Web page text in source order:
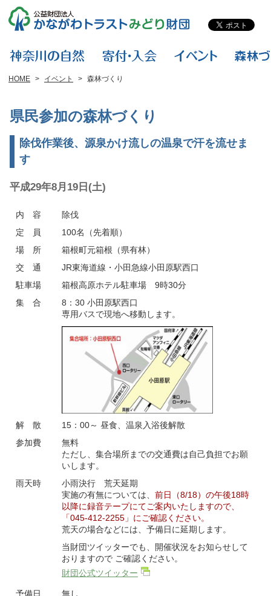
HOME > イベント > 森林づくり
県民参加の森林づくり
除伐作業後、源泉かけ流しの温泉で汗を流せま
す
平成29年8月19日(土)
内 容
除伐
定 員
100名（先着順）
場 所
箱根町元箱根（県有林）
交 通
JR東海道線・小田急線小田原駅西口
駐車場
箱根高原ホテル駐車場 9時30分
集 合
8：30 小田原駅西口
専用バスで現地へ移動します。
解 散
15：00～ 昼食、温泉入浴後解散
参加費
無料
ただし、集合場所までの交通費は自己負担でお願
いします。
雨天時
小雨決行 荒天延期
実施の有無については、 前日（8/18）の午後18時
以降に録音テープにてご案内いたしますので、
「045-412-2255」にご確認ください。
荒天の場合などには、予備日に延期します。
当財団ツイッターでも、開催状況をお知らせして
おりますので ご確認ください。
財団公式ツイッター
予備日
無し